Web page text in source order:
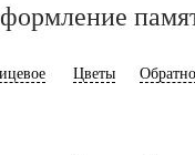
Цветы